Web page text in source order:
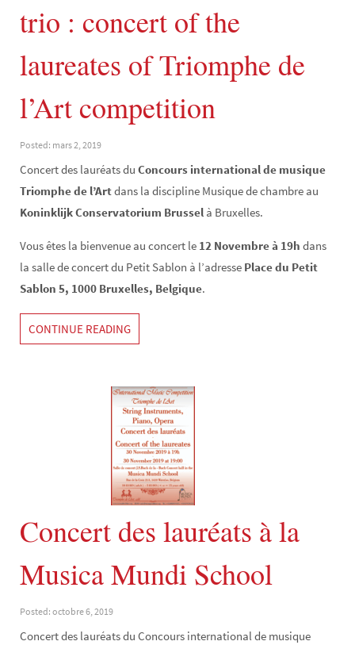
trio : concert of the
laureates of Triomphe de
l’Art competition
Posted: mars 2, 2019
Concert des lauréats du Concours international de musique
Triomphe de l’Artdans la discipline Musique de chambre au
Koninklijk Conservatorium Brussel à Bruxelles.
Vous êtes la bienvenue au concert le 12 Novembre à 19h dans
la salle de concert du Petit Sablon à l’adresse Place du Petit
Sablon 5, 1000 Bruxelles, Belgique.
CONTINUE READING
Concert des lauréats à la
Musica Mundi School
Posted: octobre 6, 2019
Concert des lauréats du Concours international de musique